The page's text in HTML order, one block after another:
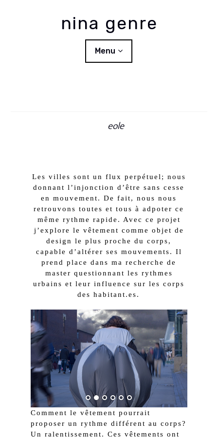
nina genre
Menu
eole
Les villes sont un flux perpétuel; nous
donnant l’injonction d’être sans cesse
en mouvement. De fait, nous nous
retrouvons toutes et tous à adpoter ce
même rythme rapide. Avec ce projet
j’explore le vêtement comme objet de
design le plus proche du corps,
capable d’altérer ses mouvements. Il
prend place dans ma recherche de
master questionnant les rythmes
urbains et leur influence sur les corps
des habitant.es.
Comment le vêtement pourrait
proposer un rythme différent au corps?
Un ralentissement. Ces vêtements ont